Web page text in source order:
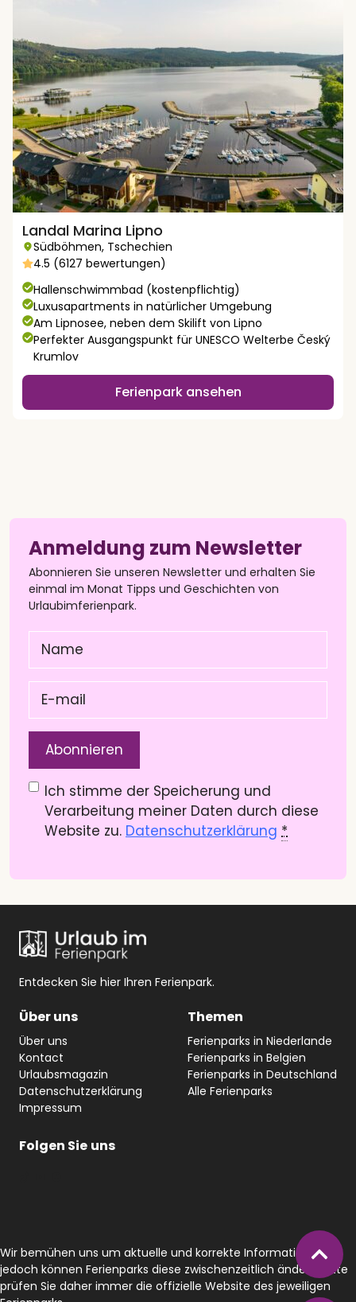
Landal Marina Lipno
Südböhmen, Tschechien
4.5 (6127 bewertungen)
Hallenschwimmbad (kostenpflichtig)
Luxusapartments in natürlicher Umgebung
Am Lipnosee, neben dem Skilift von Lipno
Perfekter Ausgangspunkt für UNESCO Welterbe Český
Krumlov
Ferienpark ansehen
Anmeldung zum Newsletter
Abonnieren Sie unseren Newsletter und erhalten Sie
einmal im Monat Tipps und Geschichten von
Urlaubimferienpark.
Datenschutzerklärung(Pflichtfeld)
Ich stimme der Speicherung und
Verarbeitung meiner Daten durch diese
Website zu. Datenschutzerklärung *
Name
mail (Pflichtfeld)
Entdecken Sie hier Ihren Ferienpark.
Über uns
Über uns
Kontact
Urlaubsmagazin
Datenschutzerklärung
Impressum
Themen
Ferienparks in Niederlande
Ferienparks in Belgien
Ferienparks in Deutschland
Alle Ferienparks
Folgen Sie uns
Wir bemühen uns um aktuelle und korrekte Informationen,
jedoch können Ferienparks diese zwischenzeitlich ändern. Bitte
prüfen Sie daher immer die offizielle Website des jeweiligen